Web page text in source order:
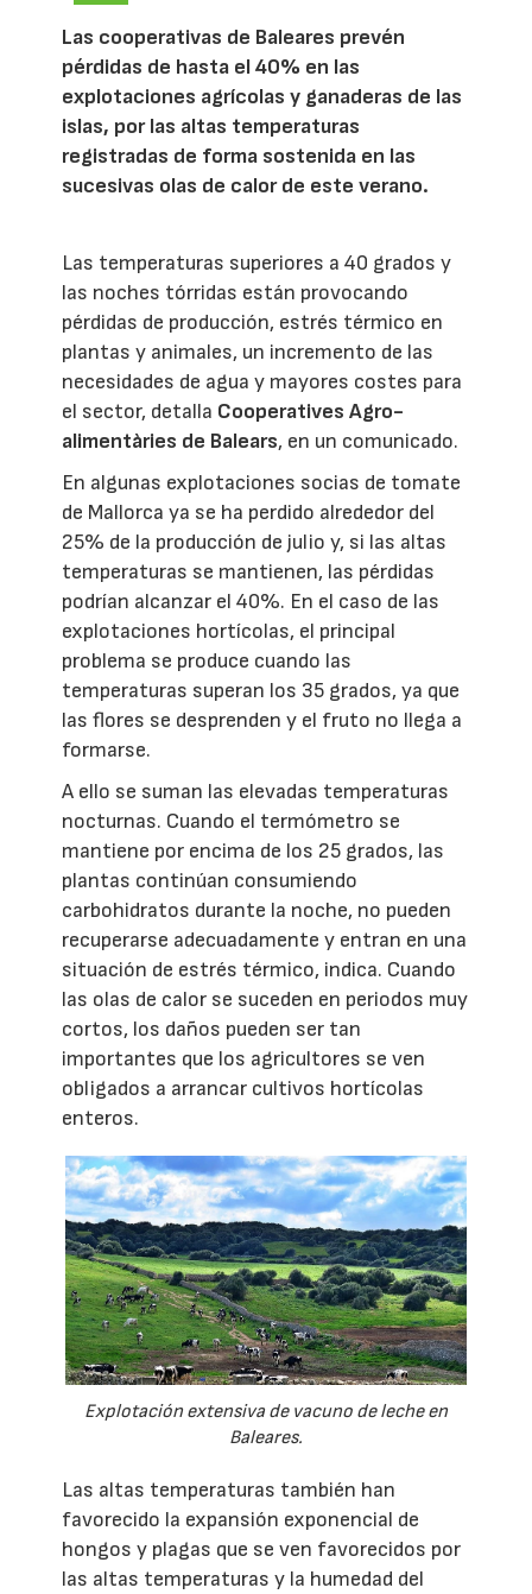
Las cooperativas de Baleares prevén
pérdidas de hasta el 40% en las
explotaciones agrícolas y ganaderas de las
islas, por las altas temperaturas
registradas de forma sostenida en las
sucesivas olas de calor de este verano.
Las temperaturas superiores a 40 grados y
las noches tórridas están provocando
pérdidas de producción, estrés térmico en
plantas y animales, un incremento de las
necesidades de agua y mayores costes para
el sector, detalla Cooperatives Agro-
alimentàries de Balears, en un comunicado.
En algunas explotaciones socias de tomate
de Mallorca ya se ha perdido alrededor del
25% de la producción de julio y, si las altas
temperaturas se mantienen, las pérdidas
podrían alcanzar el 40%. En el caso de las
explotaciones hortícolas, el principal
problema se produce cuando las
temperaturas superan los 35 grados, ya que
las flores se desprenden y el fruto no llega a
formarse.
A ello se suman las elevadas temperaturas
nocturnas. Cuando el termómetro se
mantiene por encima de los 25 grados, las
plantas continúan consumiendo
carbohidratos durante la noche, no pueden
recuperarse adecuadamente y entran en una
situación de estrés térmico, indica. Cuando
las olas de calor se suceden en periodos muy
cortos, los daños pueden ser tan
importantes que los agricultores se ven
obligados a arrancar cultivos hortícolas
enteros.
Explotación extensiva de vacuno de leche en
Baleares.
Las altas temperaturas también han
favorecido la expansión exponencial de
hongos y plagas que se ven favorecidos por
las altas temperaturas y la humedad del